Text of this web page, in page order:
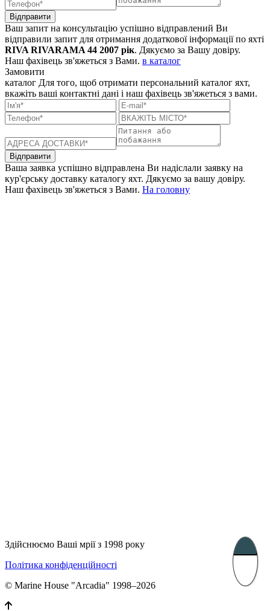
Відправити
Ваш запит на консультацію успішно відправлений Ви
відправили запит для отримання додаткової інформації по яхті
RIVA RIVARAMA 44 2007 рік. Дякуємо за Вашу довіру.
Наш фахівець зв'яжеться з Вами. в каталог
Замовити
каталог Для того, щоб отримати персональний каталог яхт,
вкажіть ваші контактні дані і наш фахівець зв'яжеться з вами.
Відправити
Ваша заявка успішно відправлена Ви надіслали заявку на
кур'єрську доставку каталогу яхт. Дякуємо за вашу довіру.
Наш фахівець зв'яжеться з Вами. На головну
Здійснюємо Ваші мрії з 1998 року
Політика конфіденційності
© Marine House "Arcadia" 1998–2026